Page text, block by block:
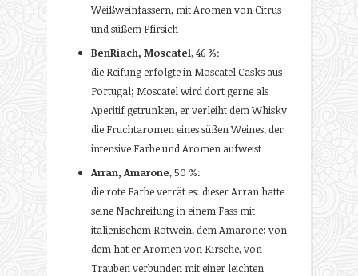
Weißweinfässern, mit Aromen von Citrus
und süßem Pfirsich
BenRiach, Moscatel, 46 %:
die Reifung erfolgte in Moscatel Casks aus
Portugal; Moscatel wird dort gerne als
Aperitif getrunken, er verleiht dem Whisky
die Fruchtaromen eines süßen Weines, der
intensive Farbe und Aromen aufweist
Arran, Amarone, 50 %:
die rote Farbe verrät es: dieser Arran hatte
seine Nachreifung in einem Fass mit
italienischem Rotwein, dem Amarone; von
dem hat er Aromen von Kirsche, von
Trauben verbunden mit einer leichten